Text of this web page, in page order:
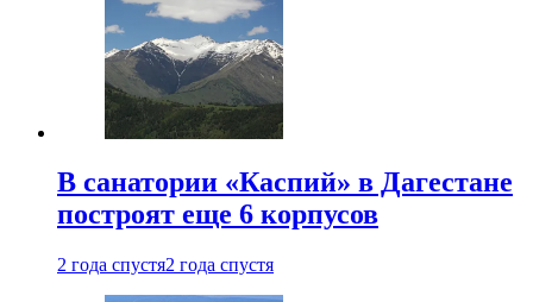
В санатории «Каспий» в Дагестане
построят еще 6 корпусов
2 года спустя2 года спустя